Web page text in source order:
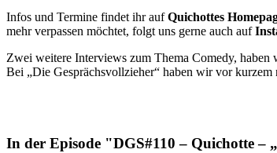
Infos und Termine findet ihr aufQuichottes
mehr verpassen möchtet, folgt uns gerne auch auf
Zwei weitere Interviews zum Thema Comedy, haben
Bei „Die Gesprächsvollzieher“ haben wir vor kurzem
In der Episode "DGS#110 – Quichotte –